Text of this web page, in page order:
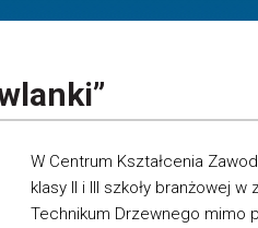
W Centrum Kształcenia
klasy II i III szkoły branżowej
Technikum Drzewnego mimo